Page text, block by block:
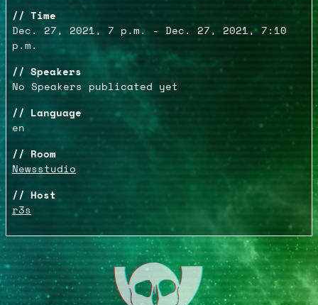
Time
Dec. 27, 2021, 7 p.m. - Dec. 27, 2021, 7:10
p.m.
Speakers
No Speakers publicated yet
Language
en
Room
Newsstudio
Host
r3s